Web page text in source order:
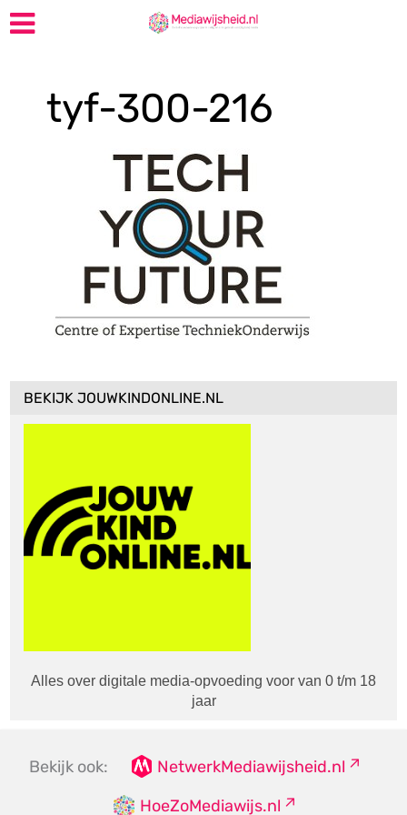
tyf-300-216
BEKIJK JOUWKINDONLINE.NL
Alles over digitale media-opvoeding voor van 0 t/m 18
jaar
Bekijk ook:
NetwerkMediawijsheid.nl
HoeZoMediawijs.nl